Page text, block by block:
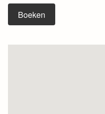
Boeken